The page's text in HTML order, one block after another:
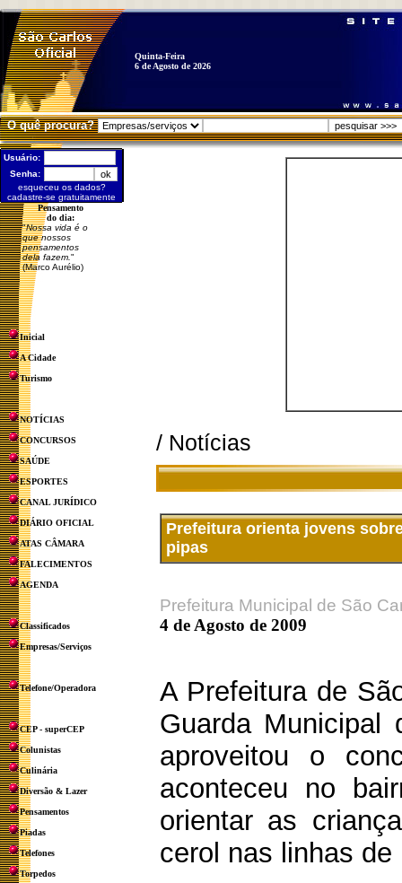
Quinta-Feira
6 de Agosto de 2026
O quê procura?
Usuário:
Senha:
esqueceu os dados?
cadastre-se gratuitamente
Pensamento
do dia:
"Nossa vida é o
que nossos
pensamentos
dela fazem. "
(Marco Aurélio)
Inicial
A Cidade
Turismo
NOTÍCIAS
CONCURSOS
SAÚDE
ESPORTES
CANAL JURÍDICO
DIÁRIO OFICIAL
ATAS CÂMARA
FALECIMENTOS
AGENDA
Classificados
Empresas/Serviços
Telefone/Operadora
CEP - superCEP
Colunistas
Culinária
Diversão & Lazer
Pensamentos
Piadas
Telefones
Torpedos
/ Notícias
Prefeitura orienta jovens
pipas
Prefeitura Municipal de São
4 de Agosto de 2009
A Prefeitura de
Guarda Municipal
aproveitou o
aconteceu no
orientar as
cerol nas linhas de